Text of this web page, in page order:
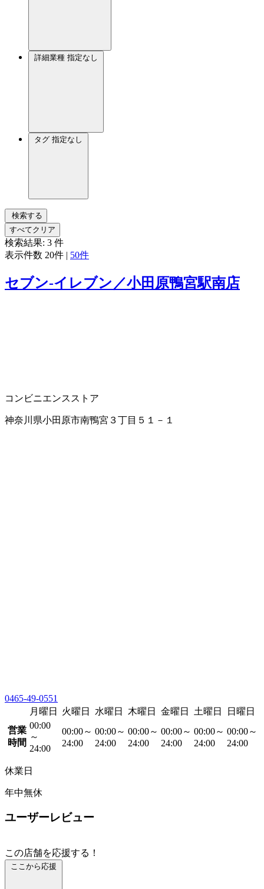
詳細業種 指定なし
タグ 指定なし
検索する
すべてクリア
検索結果: 3 件
表示件数 20件 | 50件
セブン‐イレブン／小田原鴨宮駅南店
コンビニエンスストア
神奈川県小田原市南鴨宮３丁目５１－１
0465-49-0551
月曜日
火曜日 水曜日 木曜日 金曜日 土曜日
日曜日
営業
時間
00:00
～
24:00
00:00～
24:00
00:00～
24:00
00:00～
24:00
00:00～
24:00
00:00～
24:00
00:00～
24:00
休業日
年中無休
ユーザーレビュー
この店舗を応援する！
ここから応援